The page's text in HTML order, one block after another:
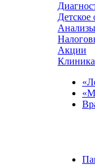
Детское
Анализы
Акции
Клиника